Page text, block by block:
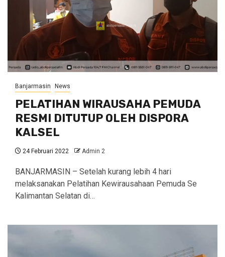
Banjarmasin News
PELATIHAN WIRAUSAHA PEMUDA
RESMI DITUTUP OLEH DISPORA
KALSEL
24 Februari 2022 Admin 2
BANJARMASIN – Setelah kurang lebih 4 hari
melaksanakan Pelatihan Kewirausahaan Pemuda Se
Kalimantan Selatan di…